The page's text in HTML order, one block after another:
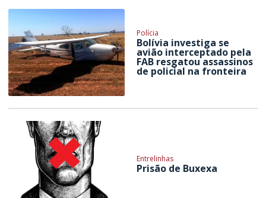
Polícia
Bolívia investiga se
avião interceptado pela
FAB resgatou assassinos
de policial na fronteira
Entrelinhas
Prisão de Buxexa